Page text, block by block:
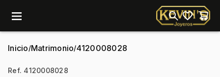
menu
Inicio/Matrimonio/4120008028
Ref. 4120008028